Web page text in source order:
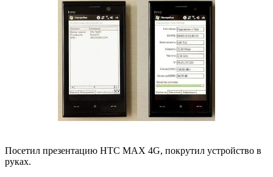
Посетил презентацию HTC MAX 4G, покрутил устройство в
руках.